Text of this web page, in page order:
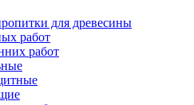
для древесины
работ
работ